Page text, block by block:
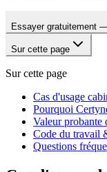
Essayer gratuitement
Sur cette page
Sur cette page
Cas d'usage
Pourquoi
Valeur probante
Code du travail
Questions